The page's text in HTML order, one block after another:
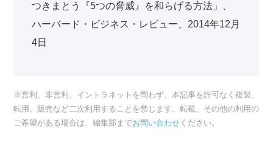
つきまとう『5つの脅威』を和らげる方法」、
ハーバード・ビジネス・レビュー、2014年12月
4日
※営利、非営利、イントラネットを問わず、本記事を許可なく複製、
転用、販売など二次利用することを禁じます。転載、その他の利用の
ご希望がある場合は、編集部までお問い合わせ ください。